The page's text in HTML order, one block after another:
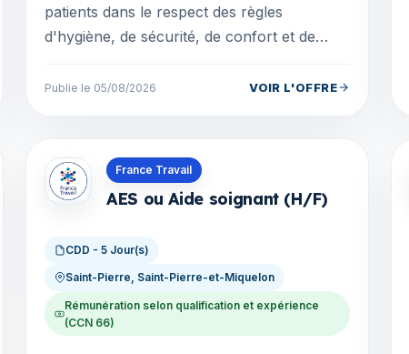
patients dans le respect des règles
d'hygiène, de sécurité, de confort et de
collaboration ave...
Publie le 05/08/2026 VOIR L'OFFRE
France Travail
AES ou Aide soignant (H/F)
CDD - 5 Jour(s)
Saint-Pierre, Saint-Pierre-et-Miquelon
Rémunération selon qualification et expérience
(CCN 66)
Offres en Saint-Pierre-et-Miquelon